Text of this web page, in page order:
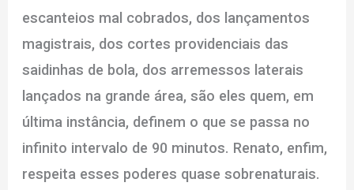
escanteios mal cobrados, dos lançamentos
magistrais, dos cortes providenciais das
saidinhas de bola, dos arremessos laterais
lançados na grande área, são eles quem, em
última instância, definem o que se passa no
infinito intervalo de 90 minutos. Renato, enfim,
respeita esses poderes quase sobrenaturais.